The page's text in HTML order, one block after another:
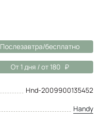
Послезавтра/бесплатно
От 1 дня / от 180
Hnd-2009900135452
Handy